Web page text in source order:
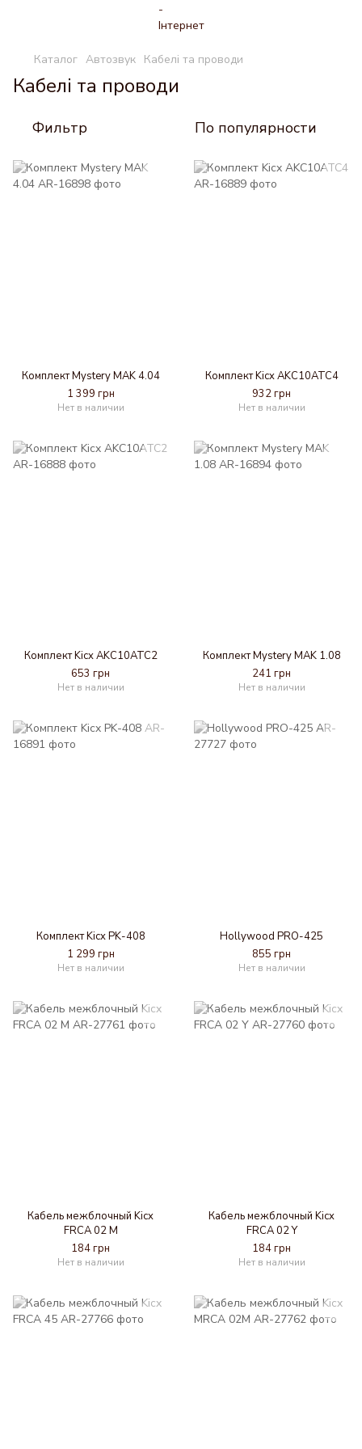
Каталог Автозвук Кабелі та проводи
Кабелі та проводи
Фильтр По популярности
Комплект Mystery MAK 4.04
1 399 грн
Нет в наличии
Комплект Kicx AKC10ATC4
932 грн
Нет в наличии
Комплект Kicx AKC10ATC2
653 грн
Нет в наличии
Комплект Mystery MAK 1.08
241 грн
Нет в наличии
Комплект Kicx PK-408
1 299 грн
Нет в наличии
Hollywood PRO-425
855 грн
Нет в наличии
Кабель межблочный Kicx
FRCA 02 M
184 грн
Нет в наличии
Кабель межблочный Kicx
FRCA 02 Y
184 грн
Нет в наличии